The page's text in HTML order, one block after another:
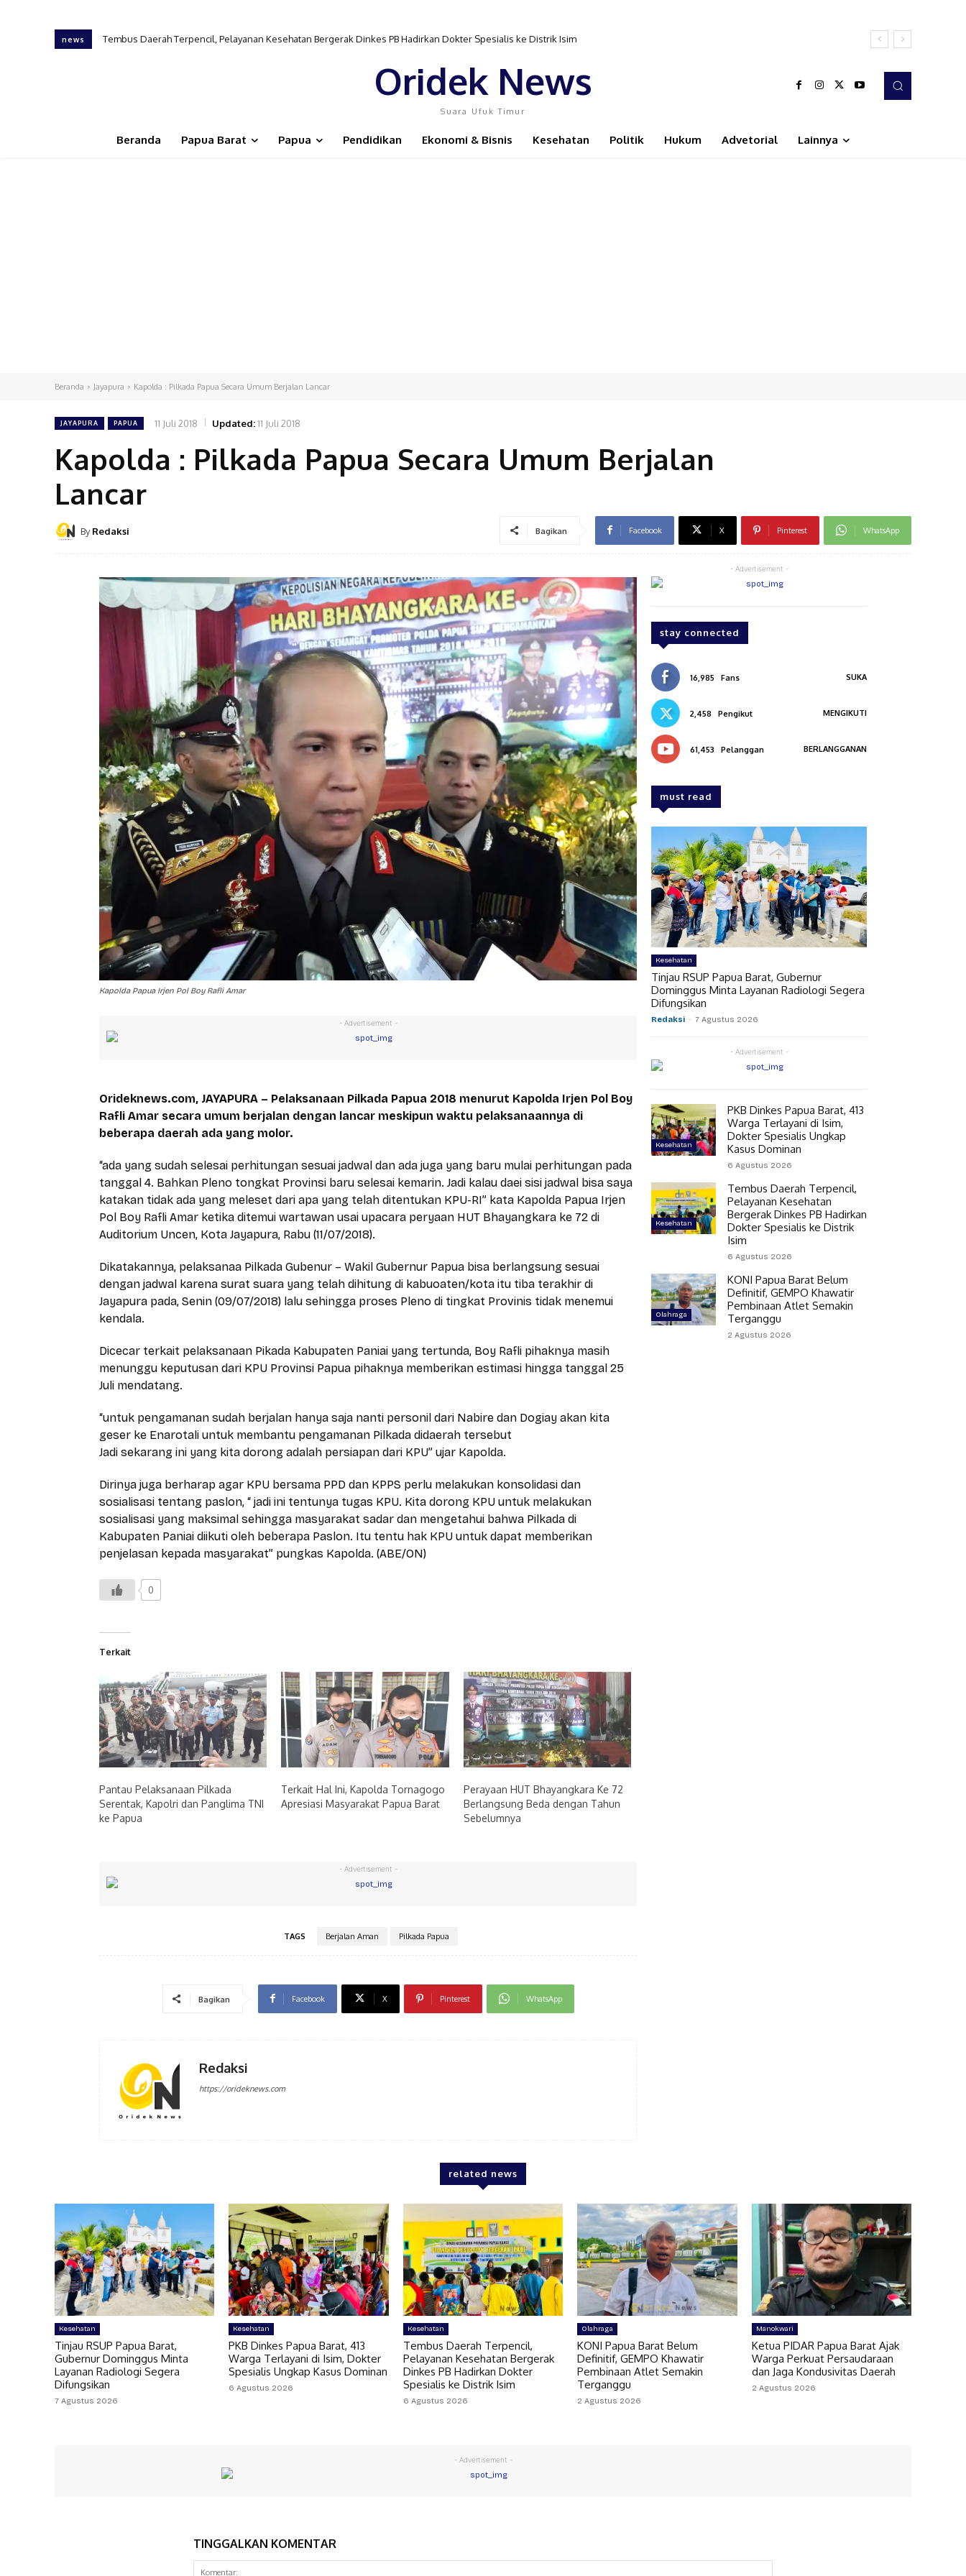
news Tembus Daerah Terpencil, Pelayanan Kesehatan Bergerak Dinkes PB Hadirkan Dokter Spesialis ke Distrik Isim
Oridek News
Suara Ufuk Timur
Beranda Papua Barat Papua Pendidikan Ekonomi & Bisnis Kesehatan Politik Hukum Advetorial Lainnya
Beranda Jayapura Kapolda : Pilkada Papua Secara Umum Berjalan Lancar
JAYAPURA PAPUA 11 Juli 2018 Updated:11 Juli 2018
Kapolda : Pilkada Papua Secara Umum Berjalan
Lancar
By Redaksi Bagikan Facebook X Pinterest WhatsApp
Kapolda Papua Irjen Pol Boy Rafli Amar
- Advertisement -
Orideknews.com, JAYAPURA – Pelaksanaan Pilkada Papua 2018 menurut Kapolda Irjen Pol Boy
Rafli Amar secara umum berjalan dengan lancar meskipun waktu pelaksanaannya di
beberapa daerah ada yang molor.
“ada yang sudah selesai perhitungan sesuai jadwal dan ada juga yang baru mulai perhitungan pada
tanggal 4. Bahkan Pleno tongkat Provinsi baru selesai kemarin. Jadi kalau daei sisi jadwal bisa saya
katakan tidak ada yang meleset dari apa yang telah ditentukan KPU-RI” kata Kapolda Papua Irjen
Pol Boy Rafli Amar ketika ditemui wartawan usai upacara peryaan HUT Bhayangkara ke 72 di
Auditorium Uncen, Kota Jayapura, Rabu (11/07/2018).
Dikatakannya, pelaksanaa Pilkada Gubenur – Wakil Gubernur Papua bisa berlangsung sesuai
dengan jadwal karena surat suara yang telah dihitung di kabuoaten/kota itu tiba terakhir di
Jayapura pada, Senin (09/07/2018) lalu sehingga proses Pleno di tingkat Provinis tidak menemui
kendala.
Dicecar terkait pelaksanaan Pikada Kabupaten Paniai yang tertunda, Boy Rafli pihaknya masih
menunggu keputusan dari KPU Provinsi Papua pihaknya memberikan estimasi hingga tanggal 25
Juli mendatang.
“untuk pengamanan sudah berjalan hanya saja nanti personil dari Nabire dan Dogiay akan kita
geser ke Enarotali untuk membantu pengamanan Pilkada didaerah tersebut
Jadi sekarang ini yang kita dorong adalah persiapan dari KPU” ujar Kapolda.
Dirinya juga berharap agar KPU bersama PPD dan KPPS perlu melakukan konsolidasi dan
sosialisasi tentang paslon, “ jadi ini tentunya tugas KPU. Kita dorong KPU untuk melakukan
sosialisasi yang maksimal sehingga masyarakat sadar dan mengetahui bahwa Pilkada di
Kabupaten Paniai diikuti oleh beberapa Paslon. Itu tentu hak KPU untuk dapat memberikan
penjelasan kepada masyarakat” pungkas Kapolda. (ABE/ON)
0
Terkait
Pantau Pelaksanaan Pilkada
Serentak, Kapolri dan Panglima TNI
ke Papua
Terkait Hal Ini, Kapolda Tornagogo
Apresiasi Masyarakat Papua Barat
Perayaan HUT Bhayangkara Ke 72
Berlangsung Beda dengan Tahun
Sebelumnya
- Advertisement -
TAGS Berjalan Aman Pilkada Papua
Bagikan Facebook X Pinterest WhatsApp
Redaksi
https://orideknews.com
- Advertisement -
stay connected
16,985 Fans SUKA
2,458 Pengikut MENGIKUTI
61,453 Pelanggan BERLANGGANAN
must read
Kesehatan
Tinjau RSUP Papua Barat, Gubernur
Dominggus Minta Layanan Radiologi Segera
Difungsikan
Redaksi - 7 Agustus 2026
- Advertisement -
Kesehatan
PKB Dinkes Papua Barat, 413
Warga Terlayani di Isim,
Dokter Spesialis Ungkap
Kasus Dominan
6 Agustus 2026
Kesehatan
Tembus Daerah Terpencil,
Pelayanan Kesehatan
Bergerak Dinkes PB Hadirkan
Dokter Spesialis ke Distrik
Isim
6 Agustus 2026
Olahraga
KONI Papua Barat Belum
Definitif, GEMPO Khawatir
Pembinaan Atlet Semakin
Terganggu
2 Agustus 2026
related news
Kesehatan
Tinjau RSUP Papua Barat,
Gubernur Dominggus Minta
Layanan Radiologi Segera
Difungsikan
7 Agustus 2026
Kesehatan
PKB Dinkes Papua Barat, 413
Warga Terlayani di Isim, Dokter
Spesialis Ungkap Kasus Dominan
6 Agustus 2026
Kesehatan
Tembus Daerah Terpencil,
Pelayanan Kesehatan Bergerak
Dinkes PB Hadirkan Dokter
Spesialis ke Distrik Isim
6 Agustus 2026
Olahraga
KONI Papua Barat Belum
Definitif, GEMPO Khawatir
Pembinaan Atlet Semakin
Terganggu
2 Agustus 2026
Manokwari
Ketua PIDAR Papua Barat Ajak
Warga Perkuat Persaudaraan
dan Jaga Kondusivitas Daerah
2 Agustus 2026
- Advertisement -
TINGGALKAN KOMENTAR